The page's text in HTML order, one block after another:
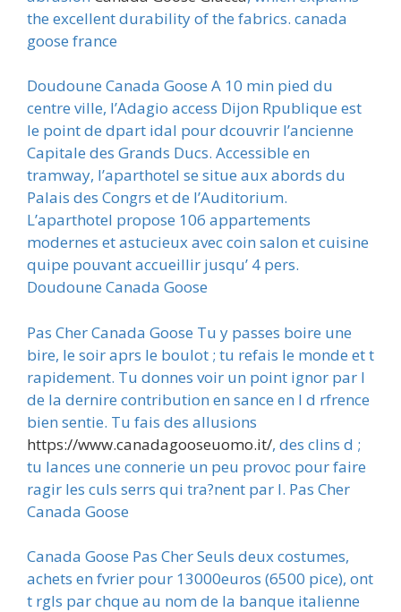
the excellent durability of the fabrics. canada
goose france
Doudoune Canada Goose A 10 min pied du
centre ville, l’Adagio access Dijon Rpublique est
le point de dpart idal pour dcouvrir l’ancienne
Capitale des Grands Ducs. Accessible en
tramway, l’aparthotel se situe aux abords du
Palais des Congrs et de l’Auditorium.
L’aparthotel propose 106 appartements
modernes et astucieux avec coin salon et cuisine
quipe pouvant accueillir jusqu’ 4 pers.
Doudoune Canada Goose
Pas Cher Canada Goose Tu y passes boire une
bire, le soir aprs le boulot ; tu refais le monde et t
rapidement. Tu donnes voir un point ignor par l
de la dernire contribution en sance en l d rfrence
bien sentie. Tu fais des allusions
https://www.canadagooseuomo.it/, des clins d ;
tu lances une connerie un peu provoc pour faire
ragir les culs serrs qui tra?nent par l. Pas Cher
Canada Goose
Canada Goose Pas Cher Seuls deux costumes,
achets en fvrier pour 13000euros (6500 pice), ont
t rgls par chque au nom de la banque italienne